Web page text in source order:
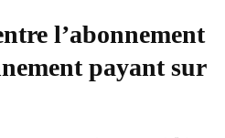
l’abonnement
payant sur